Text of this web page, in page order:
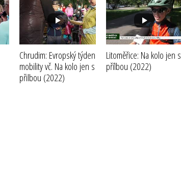
Chrudim: Evropský týden
mobility vč. Na kolo jen s
přilbou (2022)
Litoměřice: Na kolo jen s
přílbou (2022)